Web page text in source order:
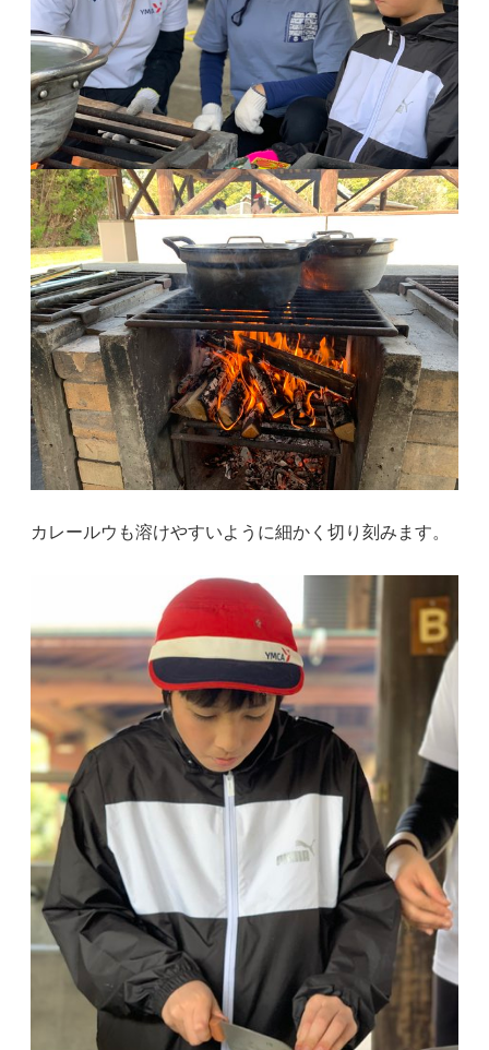
カレールウも溶けやすいように細かく切り刻みます。